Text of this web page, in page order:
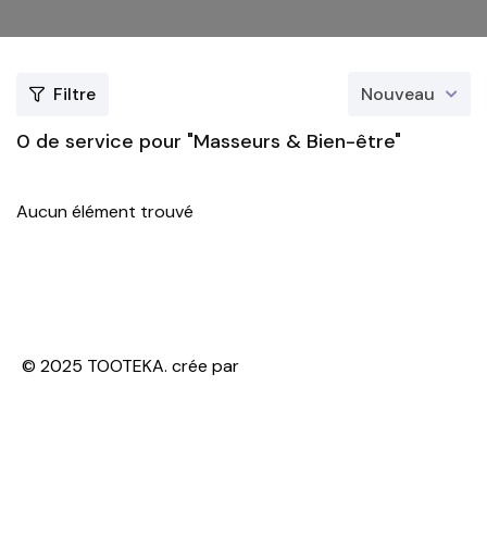
Filtre Nouveau
0 de service pour "Masseurs & Bien-être"
Aucun élément trouvé
© 2025 TOOTEKA. crée par